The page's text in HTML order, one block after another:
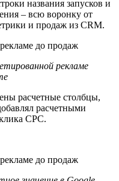
названия запусков и
– всю воронку от
и продаж из CRM.
рекламе
расчетные столбцы,
расчетными
СРС.